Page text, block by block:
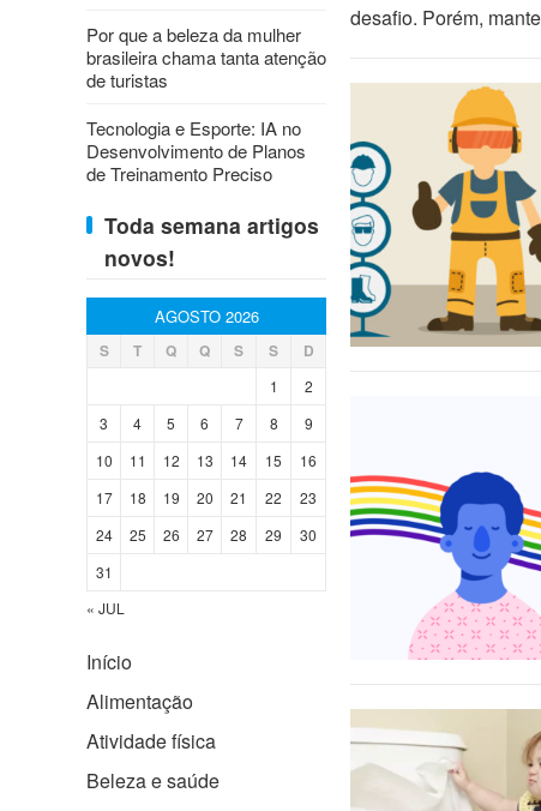
desafio. Porém,
Por que a beleza da mulher
brasileira chama tanta atenção
de turistas
Tecnologia e Esporte: IA no
Desenvolvimento de Planos
de Treinamento Preciso
Toda semana artigos
novos!
AGOSTO 2026
S T Q Q S S D
1
2
3
4 5 6 7 8
9
10
11 12 13 14 15
16
17
18 19 20 21 22
23
24
25 26 27 28 29
30
31
« JUL
Início
Alimentação
Atividade física
Beleza e saúde